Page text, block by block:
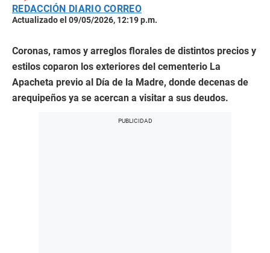
REDACCIÓN DIARIO CORREO
Actualizado el 09/05/2026, 12:19 p.m.
Coronas, ramos y arreglos florales de distintos precios y
estilos coparon los exteriores del cementerio La
Apacheta previo al Día de la Madre, donde decenas de
arequipeños ya se acercan a visitar a sus deudos.